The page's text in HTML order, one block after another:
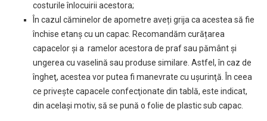
costurile înlocuirii acestora;
În cazul căminelor de apometre aveți grija ca acestea să fie
închise etanș cu un capac. Recomandăm curățarea
capacelor şi a ramelor acestora de praf sau pământ şi
ungerea cu vaselină sau produse similare. Astfel, în caz de
îngheţ, acestea vor putea fi manevrate cu uşurinţă. În ceea
ce privește capacele confecţionate din tablă, este indicat,
din acelaşi motiv, să se pună o folie de plastic sub capac.